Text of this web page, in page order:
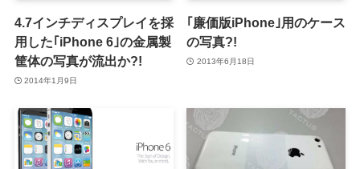
4.7インチディスプレイを採
用した｢iPhone 6｣の金属製
筐体の写真が流出か?!
2014年1月9日
｢廉価版iPhone｣用のケース
の写真?!
2013年6月18日